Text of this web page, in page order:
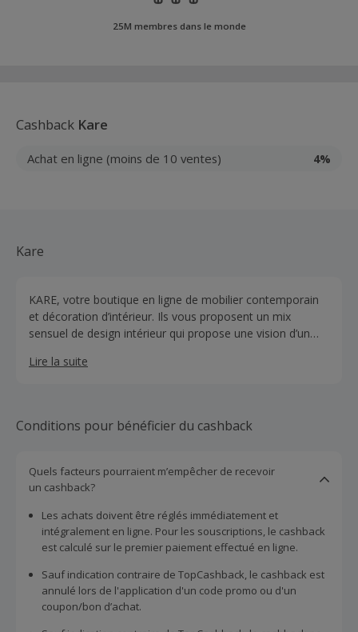
25M membres dans le monde
Cashback Kare
Achat en ligne (moins de 10 ventes) 4%
Kare
KARE, votre boutique en ligne de mobilier contemporain
et décoration d’intérieur. Ils vous proposent un mix
sensuel de design intérieur qui propose une vision d’un
Lire la suite
Conditions pour bénéficier du cashback
Quels facteurs pourraient m’empêcher de recevoir
un cashback?
Les achats doivent être réglés immédiatement et
intégralement en ligne. Pour les souscriptions, le cashback
est calculé sur le premier paiement effectué en ligne.
Sauf indication contraire de TopCashback, le cashback est
annulé lors de l'application d'un code promo ou d'un
coupon/bon d’achat.